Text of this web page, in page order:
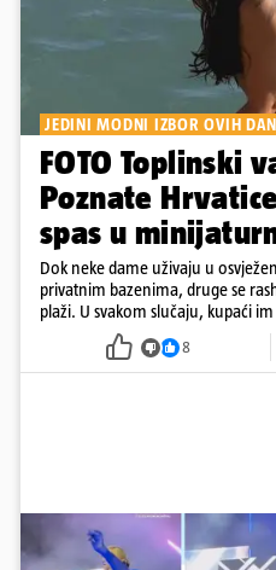
JEDINI MODNI IZBOR OVIH
FOTO Toplinski
Poznate
spas u
Dok neke dame uživaju u
privatnim bazenima, druge se
plaži. U svakom slučaju, kupaći
8